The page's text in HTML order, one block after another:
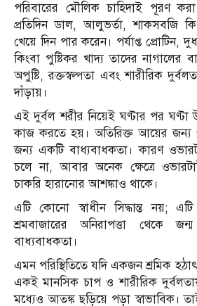
পরিবারের মৌলিক চাহিদাই পূরণ
প্রতিদিন ডাল, আলুভর্তা, শাকসবজি
খেয়ে দিন পার করেন। পর্যাপ্ত প্রোটিন,
কিংবা পুষ্টিকর খাদ্য তাদের নাগালের
অপুষ্টি, রক্তস্বল্পতা এবং শারীরিক
দাঁড়ায়।
এই দুর্বল শরীর নিয়েই ঘণ্টার পর ঘণ্টা
কাজ করতে হয়। অতিরিক্ত আয়ের জন্য
জন্য একটি বাধ্যবাধকতা। কারণ
চলে না, আবার অনেক ক্ষেত্রে
চাকরি হারানোর আশঙ্কাও থাকে।
এটি কোনো স্বাধীন সিদ্ধান্ত নয়;
শ্রমবাজারের অনিরাপত্তা থেকে
বাধ্যবাধকতা।
এমন পরিস্থিতিতে যদি একজন শ্রমিক
একই মানসিক চাপ ও শারীরিক
মধ্যেও আতঙ্ক ছড়িয়ে পড়া স্বাভাবিক।